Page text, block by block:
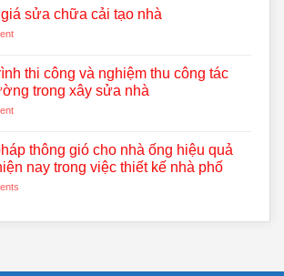
sửa chữa cải tạo nhà
thi công và nghiệm thu công tác
trong xây sửa nhà
thông gió cho nhà ống hiệu quả
nay trong việc thiết kế nhà phố